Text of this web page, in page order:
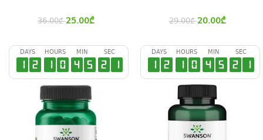
36.00₾ 25.00₾ 29.00₾ 20.00₾
DAYS
1 2
HOURS
1 0
MIN
4 5
SEC
2 0
DAYS
1 2
HOURS
1 0
MIN
4 5
SEC
2 0